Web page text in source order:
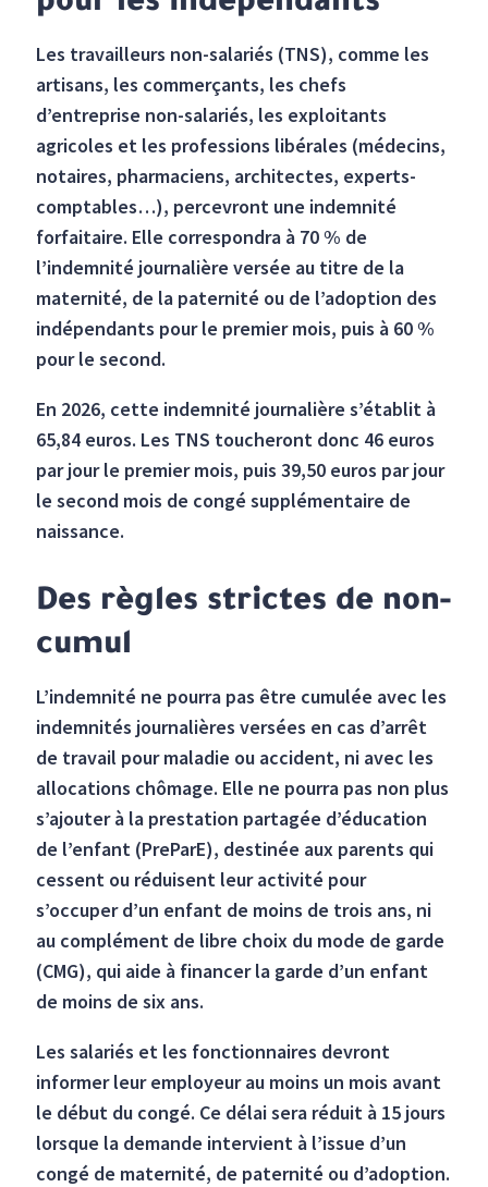
Les travailleurs non-salariés (TNS), comme les
artisans, les commerçants, les chefs
d’entreprise non-salariés, les exploitants
agricoles et les professions libérales (médecins,
notaires, pharmaciens, architectes, experts-
comptables…), percevront une indemnité
forfaitaire. Elle correspondra à 70 % de
l’indemnité journalière versée au titre de la
maternité, de la paternité ou de l’adoption des
indépendants pour le premier mois, puis à 60 %
pour le second.
En 2026, cette indemnité journalière s’établit à
65,84 euros. Les TNS toucheront donc 46 euros
par jour le premier mois, puis 39,50 euros par jour
le second mois de congé supplémentaire de
naissance.
Des règles strictes de non-
cumul
L’indemnité ne pourra pas être cumulée avec les
indemnités journalières versées en cas d’arrêt
de travail pour maladie ou accident, ni avec les
allocations chômage. Elle ne pourra pas non plus
s’ajouter à la prestation partagée d’éducation
de l’enfant (PreParE), destinée aux parents qui
cessent ou réduisent leur activité pour
s’occuper d’un enfant de moins de trois ans, ni
au complément de libre choix du mode de garde
(CMG), qui aide à financer la garde d’un enfant
de moins de six ans.
Les salariés et les fonctionnaires devront
informer leur employeur au moins un mois avant
le début du congé. Ce délai sera réduit à 15 jours
lorsque la demande intervient à l’issue d’un
congé de maternité, de paternité ou d’adoption.